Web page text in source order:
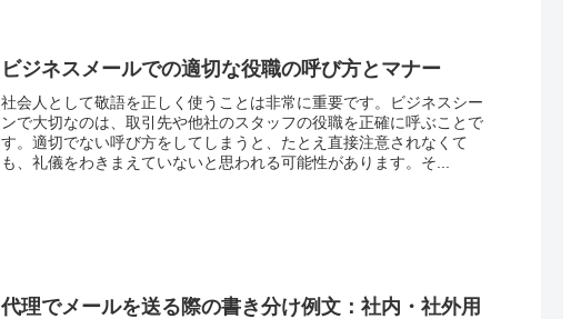
ビジネスメールでの適切な役職の呼び方とマナー
社会人として敬語を正しく使うことは非常に重要です。ビジネスシー
ンで大切なのは、取引先や他社のスタッフの役職を正確に呼ぶことで
す。適切でない呼び方をしてしまうと、たとえ直接注意されなくて
も、礼儀をわきまえていないと思われる可能性があります。そ...
代理でメールを送る際の書き分け例文：社内・社外用